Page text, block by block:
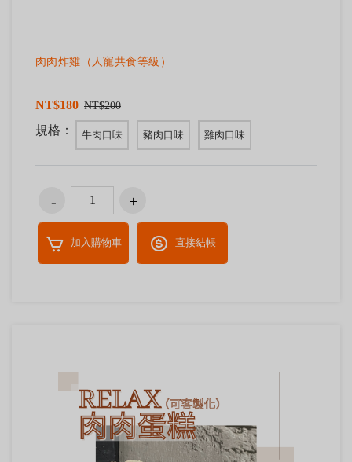
肉肉炸雞（人寵共食等級）
NT$180 NT$200
規格： 牛肉口味 豬肉口味 雞肉口味
加入購物車 直接結帳